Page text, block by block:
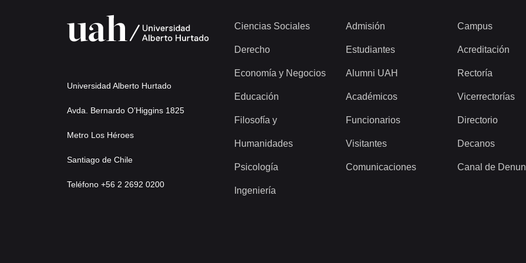
Universidad Alberto Hurtado
Avda. Bernardo O’Higgins 1825
Metro Los Héroes
Santiago de Chile
Teléfono +56 2 2692 0200
Ciencias Sociales
Derecho
Economía y Negocios
Educación
Filosofía y
Humanidades
Psicología
Ingeniería
Admisión
Estudiantes
Alumni UAH
Académicos
Funcionarios
Visitantes
Comunicaciones
Campus
Acreditación
Rectoría
Vicerrectorías
Directorio
Decanos
Canal de